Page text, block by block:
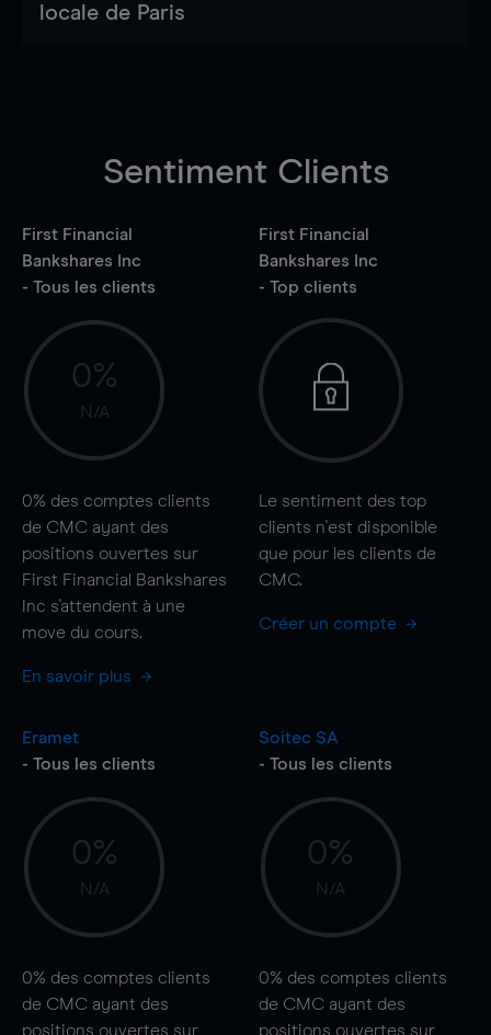
locale de Paris
Sentiment Clients
First Financial
Bankshares Inc
- Tous les clients
0%
N/A
0% des comptes clients
de CMC ayant des
positions ouvertes sur
First Financial Bankshares
Inc s'attendent à une
move du cours.
En savoir plus
First Financial
Bankshares Inc
- Top clients
Le sentiment des top
clients n'est disponible
que pour les clients de
CMC.
Créer un compte
Eramet
- Tous les clients
0%
N/A
0% des comptes clients
de CMC ayant des
positions ouvertes sur
Soitec SA
- Tous les clients
0%
N/A
0% des comptes clients
de CMC ayant des
positions ouvertes sur